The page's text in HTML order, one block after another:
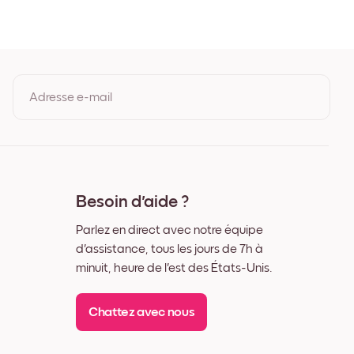
Adresse e-mail
Besoin d'aide ?
Parlez en direct avec notre équipe
d'assistance, tous les jours de 7h à
minuit, heure de l'est des États-Unis.
Chattez avec nous